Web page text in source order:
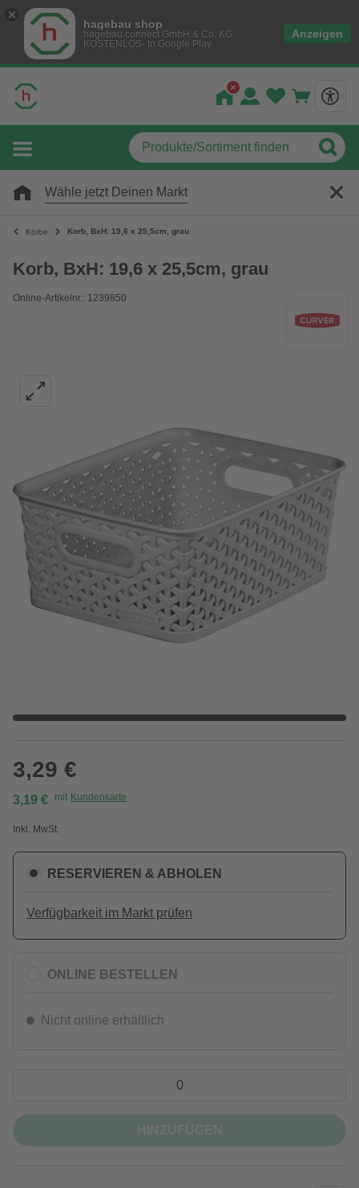
hagebau shop
hagebau connect GmbH & Co. KG
KOSTENLOS- In Google Play
Anzeigen
Wähle jetzt Deinen Markt
Körbe Korb, BxH: 19,6 x 25,5cm, grau
Korb, BxH: 19,6 x 25,5cm, grau
Online-Artikelnr.: 1239850
3,29 €
3,19 € mit Kundenkarte
Inkl. MwSt.
RESERVIEREN & ABHOLEN
Verfügbarkeit im Markt prüfen
ONLINE BESTELLEN
Nicht online erhältlich